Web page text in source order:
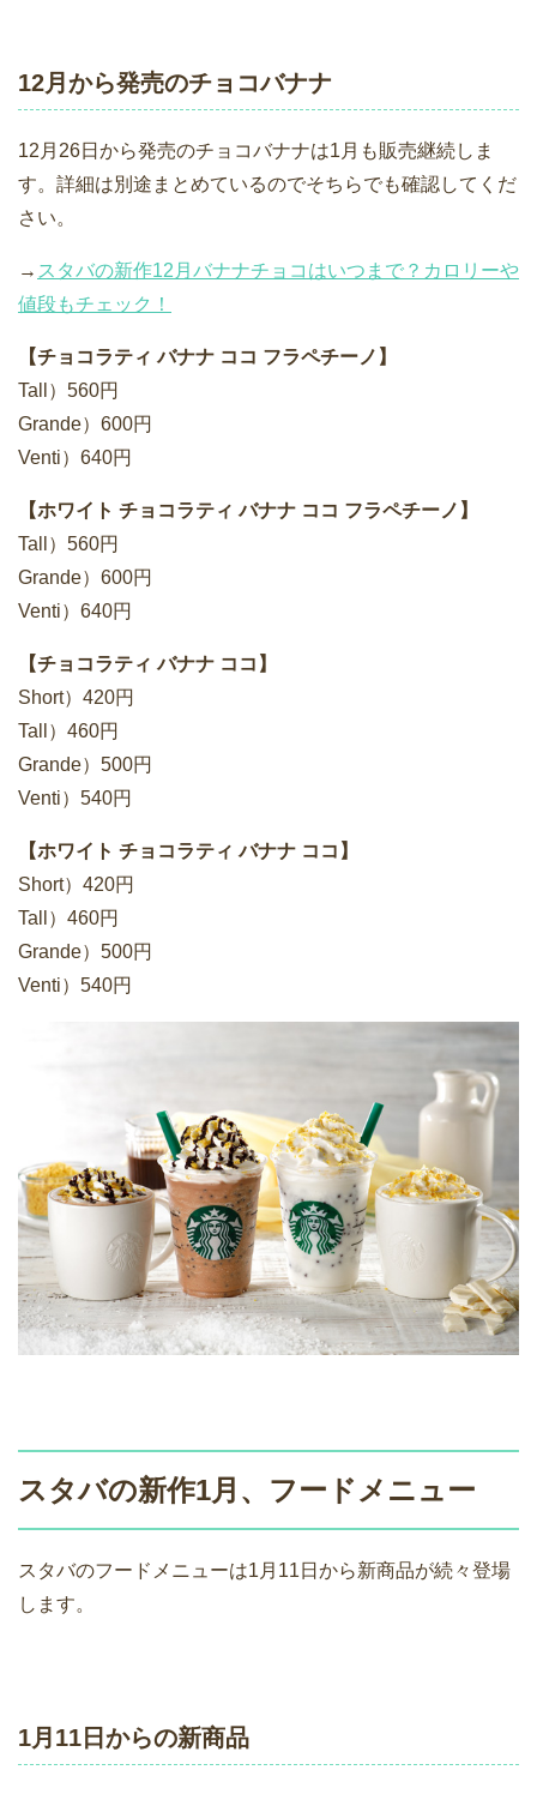
12月から発売のチョコバナナ
12月26日から発売のチョコバナナは1月も販売継続しま
す。詳細は別途まとめているのでそちらでも確認してくだ
さい。
→ スタバの新作12月バナナチョコはいつまで？カロリーや
値段もチェック！
【チョコラティ バナナ ココ フラペチーノ】
Tall）560円
Grande）600円
Venti）640円
【ホワイト チョコラティ バナナ ココ フラペチーノ】
Tall）560円
Grande）600円
Venti）640円
【チョコラティ バナナ ココ】
Short）420円
Tall）460円
Grande）500円
Venti）540円
【ホワイト チョコラティ バナナ ココ】
Short）420円
Tall）460円
Grande）500円
Venti）540円
スタバの新作1月、フードメニュー
スタバのフードメニューは1月11日から新商品が続々登場
します。
1月11日からの新商品